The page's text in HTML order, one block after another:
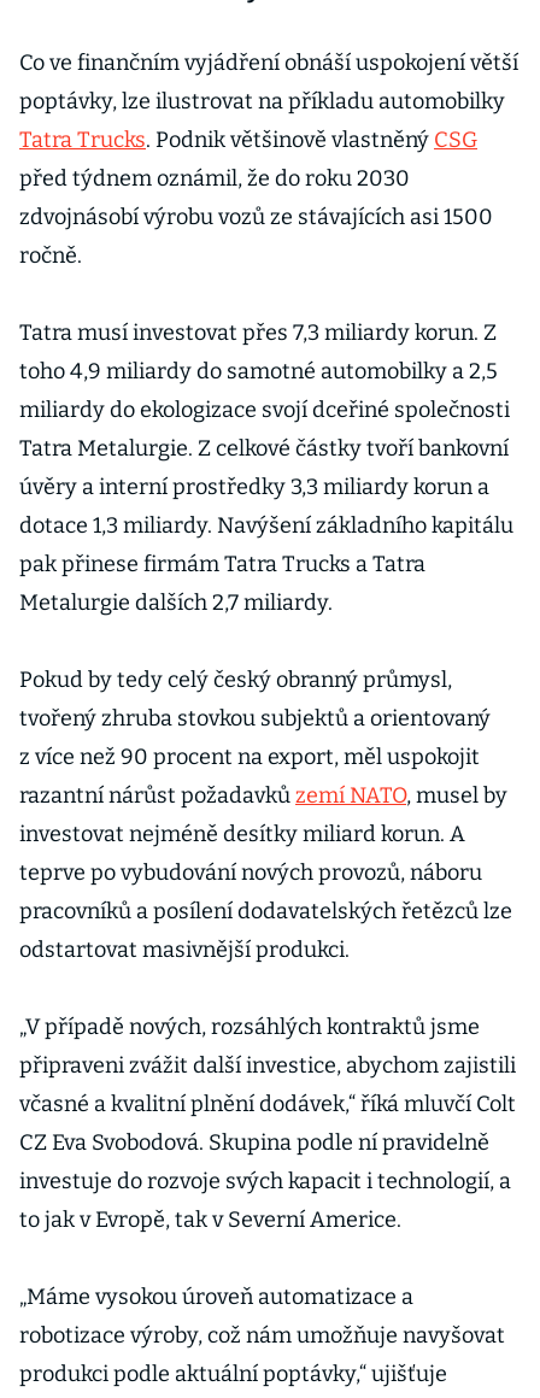
Co ve finančním vyjádření obnáší uspokojení větší
poptávky, lze ilustrovat na příkladu automobilky
Tatra Trucks. Podnik většinově vlastněný CSG
před týdnem oznámil, že do roku 2030
zdvojnásobí výrobu vozů ze stávajících asi 1500
ročně.
Tatra musí investovat přes 7,3 miliardy korun. Z
toho 4,9 miliardy do samotné automobilky a 2,5
miliardy do ekologizace svojí dceřiné společnosti
Tatra Metalurgie. Z celkové částky tvoří bankovní
úvěry a interní prostředky 3,3 miliardy korun a
dotace 1,3 miliardy. Navýšení základního kapitálu
pak přinese firmám Tatra Trucks a Tatra
Metalurgie dalších 2,7 miliardy.
Pokud by tedy celý český obranný průmysl,
tvořený zhruba stovkou subjektů a orientovaný
z více než 90 procent na export, měl uspokojit
razantní nárůst požadavkůzemí NATO, musel by
investovat nejméně desítky miliard korun. A
teprve po vybudování nových provozů, náboru
pracovníků a posílení dodavatelských řetězců lze
odstartovat masivnější produkci.
„V případě nových, rozsáhlých kontraktů jsme
připraveni zvážit další investice, abychom zajistili
včasné a kvalitní plnění dodávek,“ říká mluvčí Colt
CZ Eva Svobodová. Skupina podle ní pravidelně
investuje do rozvoje svých kapacit i technologií, a
to jak v Evropě, tak v Severní Americe.
„Máme vysokou úroveň automatizace a
robotizace výroby, což nám umožňuje navyšovat
produkci podle aktuální poptávky,“ ujišťuje